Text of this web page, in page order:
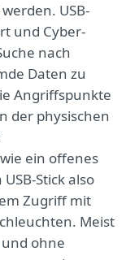
USB-
und Cyber-
nach
Daten zu
Angriffspunkte
der physischen
ein offenes
Stick also
Zugriff mit
Meist
ohne